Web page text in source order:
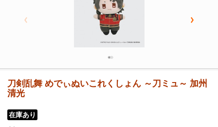
刀剣乱舞 めでぃぬいこれくしょん ～刀ミュ～ 加州
清光
在庫あり